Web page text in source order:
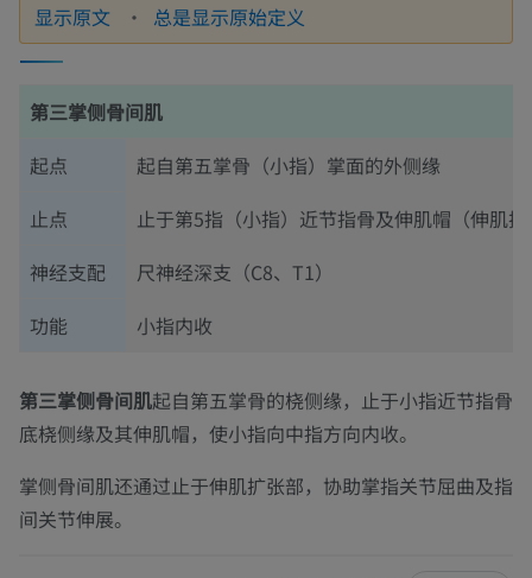
显示原文 总是显示原始定义
第三掌侧骨间肌
起点
起自第五掌骨（小指）掌面的外侧缘
止点
止于第5指（小指）近节指骨及伸肌帽（伸肌
神经支配
尺神经深支（C8、T1）
功能
小指内收
第三掌侧骨间肌起自第五掌骨的桡侧缘，止于小指近节指骨
底桡侧缘及其伸肌帽，使小指向中指方向内收。
掌侧骨间肌还通过止于伸肌扩张部，协助掌指关节屈曲及指
间关节伸展。